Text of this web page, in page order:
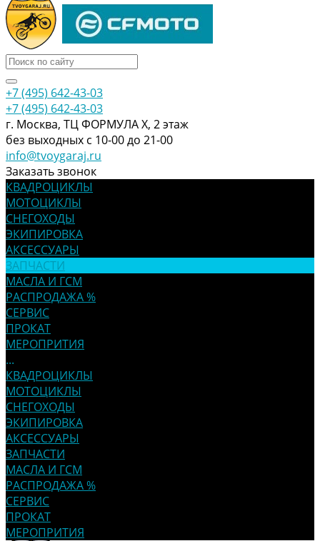
+7 (495) 642-43-03
+7 (495) 642-43-03
г. Москва, ТЦ ФОРМУЛА Х, 2 этаж
без выходных с 10-00 до 21-00
info@tvoygaraj.ru
Заказать звонок
КВАДРОЦИКЛЫ
МОТОЦИКЛЫ
СНЕГОХОДЫ
ЭКИПИРОВКА
АКСЕССУАРЫ
ЗАПЧАСТИ
МАСЛА И ГСМ
РАСПРОДАЖА %
СЕРВИС
ПРОКАТ
МЕРОПРИТИЯ
...
КВАДРОЦИКЛЫ
МОТОЦИКЛЫ
СНЕГОХОДЫ
ЭКИПИРОВКА
АКСЕССУАРЫ
ЗАПЧАСТИ
МАСЛА И ГСМ
РАСПРОДАЖА %
СЕРВИС
ПРОКАТ
МЕРОПРИТИЯ